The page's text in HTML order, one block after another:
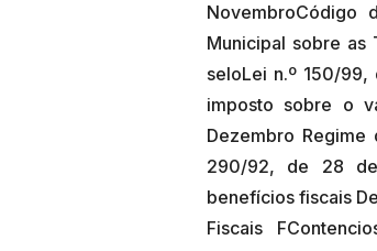
NovembroCódigo
Municipal sobre as
seloLei n.º 150/99,
imposto sobre o
Dezembro Regime
290/92, de 28 de
benefícios fiscais
Fiscais